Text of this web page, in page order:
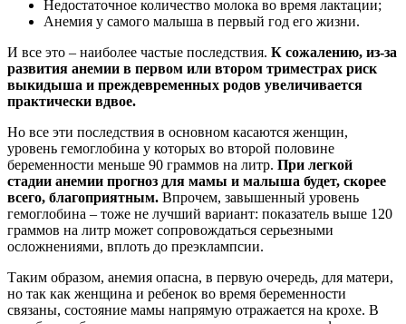
Недостаточное количество молока во время лактации;
Анемия у самого малыша в первый год его жизни.
И все это – наиболее частые последствия. К сожалению, из-за
развития анемии в первом или втором триместрах риск
выкидыша и преждевременных родов увеличивается
практически вдвое.
Но все эти последствия в основном касаются женщин,
уровень гемоглобина у которых во второй половине
беременности меньше 90 граммов на литр. При легкой
стадии анемии прогноз для мамы и малыша будет, скорее
всего, благоприятным. Впрочем, завышенный уровень
гемоглобина – тоже не лучший вариант: показатель выше 120
граммов на литр может сопровождаться серьезными
осложнениями, вплоть до преэклампсии.
Таким образом, анемия опасна, в первую очередь, для матери,
но так как женщина и ребенок во время беременности
связаны, состояние мамы напрямую отражается на крохе. В